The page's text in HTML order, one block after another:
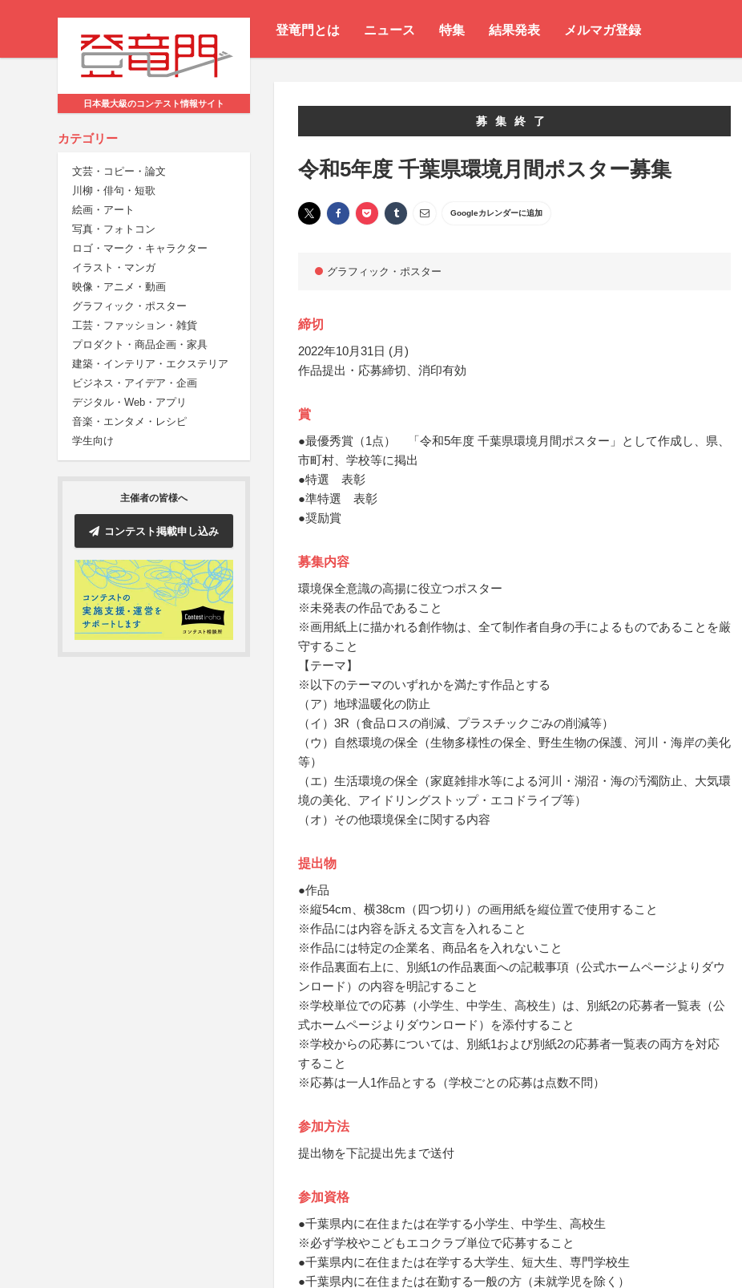
登竜門とは ニュース 特集 結果発表 メルマガ登録
日本最大級のコンテスト情報サイト
カテゴリー
文芸・コピー・論文
川柳・俳句・短歌
絵画・アート
写真・フォトコン
ロゴ・マーク・キャラクター
イラスト・マンガ
映像・アニメ・動画
グラフィック・ポスター
工芸・ファッション・雑貨
プロダクト・商品企画・家具
建築・インテリア・エクステリア
ビジネス・アイデア・企画
デジタル・Web・アプリ
音楽・エンタメ・レシピ
学生向け
主催者の皆様へ
コンテスト掲載申し込み
募集終了
令和5年度 千葉県環境月間ポスター募集
Googleカレンダーに追加
グラフィック・ポスター
締切
2022年10月31日 (月)
作品提出・応募締切、消印有効
賞
●最優秀賞（1点） 「令和5年度 千葉県環境月間ポスター」として作成し、県、
市町村、学校等に掲出
●特選 表彰
●準特選 表彰
●奨励賞
募集内容
環境保全意識の高揚に役立つポスター
※未発表の作品であること
※画用紙上に描かれる創作物は、全て制作者自身の手によるものであることを厳
守すること
【テーマ】
※以下のテーマのいずれかを満たす作品とする
（ア）地球温暖化の防止
（イ）3R（食品ロスの削減、プラスチックごみの削減等）
（ウ）自然環境の保全（生物多様性の保全、野生生物の保護、河川・海岸の美化
等）
（エ）生活環境の保全（家庭雑排水等による河川・湖沼・海の汚濁防止、大気環
境の美化、アイドリングストップ・エコドライブ等）
（オ）その他環境保全に関する内容
提出物
●作品
※縦54cm、横38cm（四つ切り）の画用紙を縦位置で使用すること
※作品には内容を訴える文言を入れること
※作品には特定の企業名、商品名を入れないこと
※作品裏面右上に、別紙1の作品裏面への記載事項（公式ホームページよりダウ
ンロード）の内容を明記すること
※学校単位での応募（小学生、中学生、高校生）は、別紙2の応募者一覧表（公
式ホームページよりダウンロード）を添付すること
※学校からの応募については、別紙1および別紙2の応募者一覧表の両方を対応
すること
※応募は一人1作品とする（学校ごとの応募は点数不問）
参加方法
提出物を下記提出先まで送付
参加資格
●千葉県内に在住または在学する小学生、中学生、高校生
※必ず学校やこどもエコクラブ単位で応募すること
●千葉県内に在住または在学する大学生、短大生、専門学校生
●千葉県内に在住または在勤する一般の方（未就学児を除く）